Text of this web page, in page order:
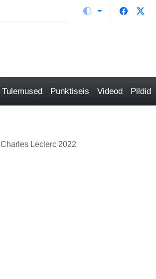
Tulemused Punktiseis Videod Pildid
Charles Leclerc 2022